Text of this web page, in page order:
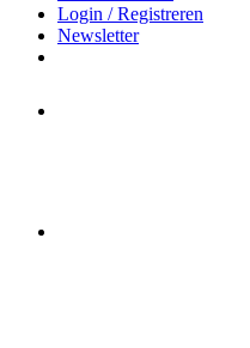
Login / Registreren
Newsletter